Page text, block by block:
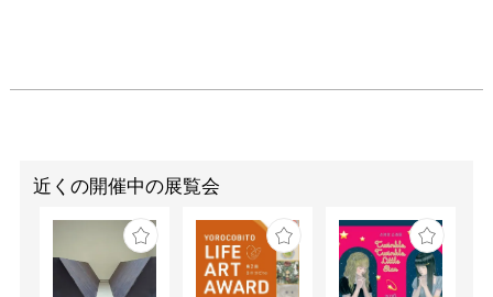
近くの開催中の展覧会